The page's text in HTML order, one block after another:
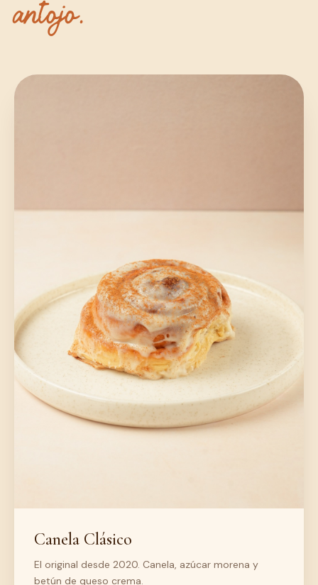
antojo.
Canela Clásico
El original desde 2020. Canela, azúcar morena y
betún de queso crema.